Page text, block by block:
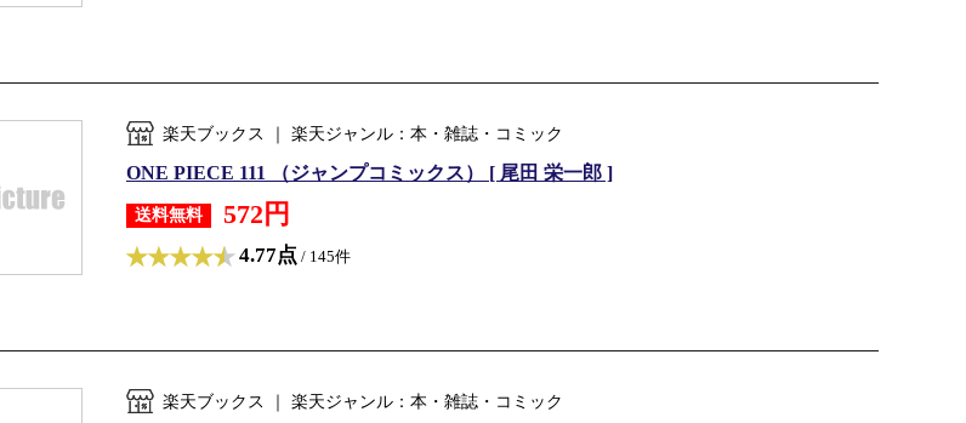
楽天ブックス ｜ 楽天ジャンル：本・雑誌・コミック
ONE PIECE 111 （ジャンプコミックス） [ 尾田 栄一郎 ]
送料無料 572円
4.77点 / 145件
楽天ブックス ｜ 楽天ジャンル：本・雑誌・コミック